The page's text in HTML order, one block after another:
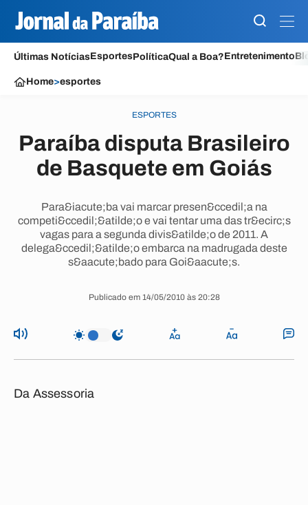
Últimas NotíciasEsportesPolíticaQual a Boa?Entretenimento
Home>esportes
ESPORTES
Paraíba disputa Brasileiro
de Basquete em Goiás
Para&iacute;ba vai marcar presen&ccedil;a na
competi&ccedil;&atilde;o e vai tentar uma das tr&ecirc;s
vagas para a segunda divis&atilde;o de 2011. A
delega&ccedil;&atilde;o embarca na madrugada deste
s&aacute;bado para Goi&aacute;s.
Publicado em 14/05/2010 às 20:28
Da Assessoria